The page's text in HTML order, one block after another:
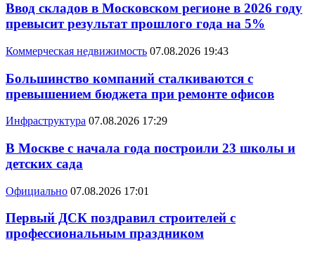
Ввод складов в Московском регионе в 2026 году
превысит результат прошлого года на 5%
Коммерческая недвижимость 07.08.2026 19:43
Большинство компаний сталкиваются с
превышением бюджета при ремонте офисов
Инфраструктура 07.08.2026 17:29
В Москве с начала года построили 23 школы и
детских сада
Официально 07.08.2026 17:01
Первый ДСК поздравил строителей с
профессиональным праздником